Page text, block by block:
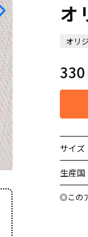
オ
オリ
330
サイズ
生産国
◎この